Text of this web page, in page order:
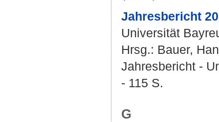
Jahresbericht
Universität
Hrsg.: Bauer,
Jahresbericht -
- 115 S.
G